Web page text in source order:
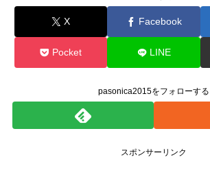
X Facebook
Pocket LINE
pasonica2015をフォローする
スポンサーリンク